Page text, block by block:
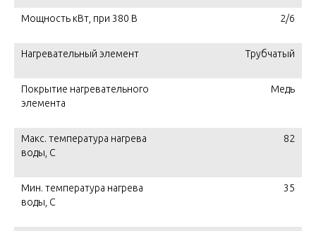
Мощность кВт, при 380 В 2/6
Нагревательный элемент Трубчатый
Покрытие нагревательного
элемента
Медь
Макс. температура нагрева
воды, C
82
Мин. температура нагрева
воды, C
35